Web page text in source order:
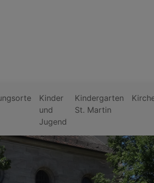
Kinder
und
Jugend
Kindergarten
St. Martin